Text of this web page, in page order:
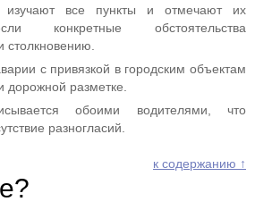
изучают все пункты и отмечают их
конкретные обстоятельства
столкновению.
с привязкой в городским объектам
дорожной разметке.
обоими водителями, что
разногласий.
к содержанию ↑